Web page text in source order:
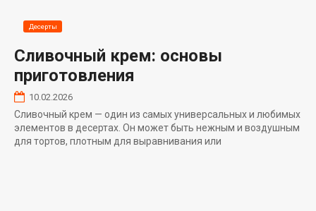
Десерты
Сливочный крем: основы
приготовления
10.02.2026
Сливочный крем — один из самых универсальных и любимых
элементов в десертах. Он может быть нежным и воздушным
для тортов, плотным для выравнивания или